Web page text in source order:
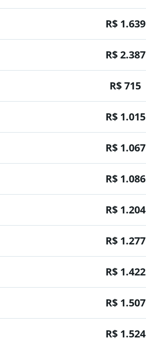
R$ 1.639
R$ 2.387
R$ 715
R$ 1.015
R$ 1.067
R$ 1.086
R$ 1.204
R$ 1.277
R$ 1.422
R$ 1.507
R$ 1.524